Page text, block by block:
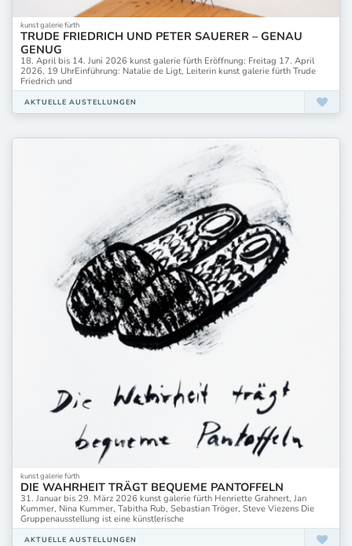
kunst galerie fürth
TRUDE FRIEDRICH UND PETER SAUERER – GENAU
GENUG
18. April bis 14. Juni 2026 kunst galerie fürth Eröffnung: Freitag 17. April
2026, 19 UhrEinführung: Natalie de Ligt, Leiterin kunst galerie fürth Trude
Friedrich und
AKTUELLE AUSTELLUNGEN
kunst galerie fürth
DIE WAHRHEIT TRÄGT BEQUEME PANTOFFELN
31. Januar bis 29. März 2026 kunst galerie fürth Henriette Grahnert, Jan
Kummer, Nina Kummer, Tabitha Rub, Sebastian Tröger, Steve Viezens Die
Gruppenausstellung ist eine künstlerische
AKTUELLE AUSTELLUNGEN